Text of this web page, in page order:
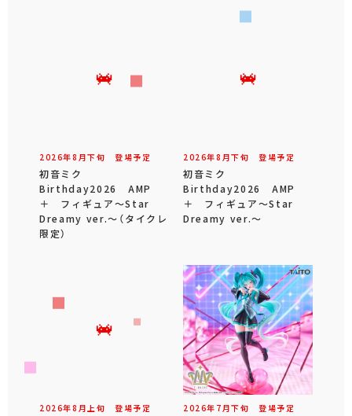
2026年8 月下旬 登場予定
初音ミク
Birthday2026 AMP
＋ フィギュア～Star
Dreamy ver.～（タイクレ
限定）
2026年8 月下旬 登場予定
初音ミク
Birthday2026 AMP
＋ フィギュア～Star
Dreamy ver.～
2026年8 月 上旬 登場予定 2026年 7 月下旬 登場予定